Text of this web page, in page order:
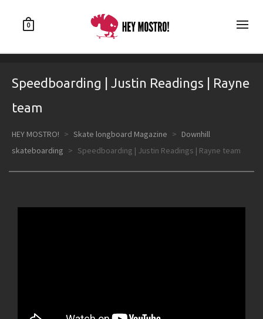
0
Speedboarding | Justin Readings | Rayne
team
HEY MOSTRO! > Skate longboard Magazine > Downhill
skateboarding > Speedboarding | Justin Readings | Rayne team